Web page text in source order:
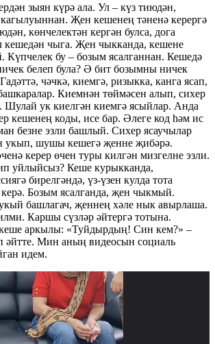
зыян күрә ала. Ул – күз тиюдән,
Җен кешенең тәненә керергә
көнчелектән кергән булса, дога
кешедән чыга. Җен чыкканда, кешене
Күпчелек бу – бозым ясалганнан. Кешедә
белеп була? Ә бит бозымны ничек
чәчкә, киемгә, ризыкка, канга ясап,
Киемнән төймәсен алып, сихер
Шулай ук киелгән киемгә ясыйлар. Анда
кешенең коды, исе бар. Әлеге код һәм ис
безне эзли башлый. Сихер ясаучылар
укып, шушы кешегә җенне җибәрә.
керер өчен туры килгән мизгелне эзли.
уйлыйсыз? Кеше курыкканда,
бирелгәндә, үз-үзен кулда тота
керә. Бозым ясалганда, җен чыкмый.
башлагач, җеннең хәле нык авырлаша.
Каршы сүзләр әйтергә тотына.
аркылы: «Туйдырдың! Син кем?» –
әйтте. Мин аның видеосын социаль
идем.